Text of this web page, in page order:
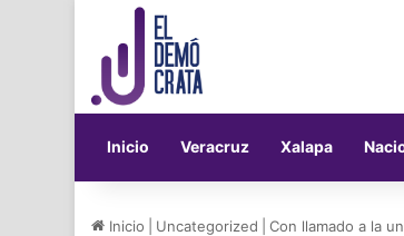
Inicio Veracruz Xalapa
Inicio Uncategorized Con llamado a la